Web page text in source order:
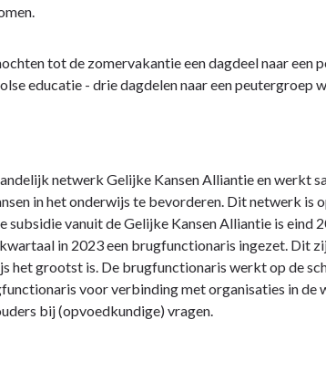
tot de zomervakantie een dagdeel naar een
educatie - drie dagdelen naar een peutergroep
netwerk Gelijke Kansen Alliantie en werkt
in het onderwijs te bevorderen. Dit netwerk is
subsidie vanuit de Gelijke Kansen Alliantie is eind
in 2023 een brugfunctionaris ingezet. Dit
het grootst is. De brugfunctionaris werkt op de
voor verbinding met organisaties in
bij (opvoedkundige) vragen.